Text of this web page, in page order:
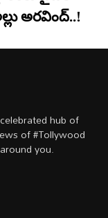
అరవింద్..!
hub of
of #Tollywood
you.